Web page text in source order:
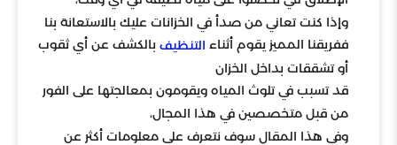
وإذا كنت تعاني من صدأ في الخزانات عليك بالاستعانة بنا
ففريقنا المميز يقوم أثناء التنظيف بالكشف عن أي ثقوب
أو تشققات بداخل الخزان
قد تسبب في تلوث المياه ويقومون بمعالجتها على الفور
من قبل متخصصين في هذا المجال،
وفي هذا المقال سوف نتعرف على معلومات أكثر عن